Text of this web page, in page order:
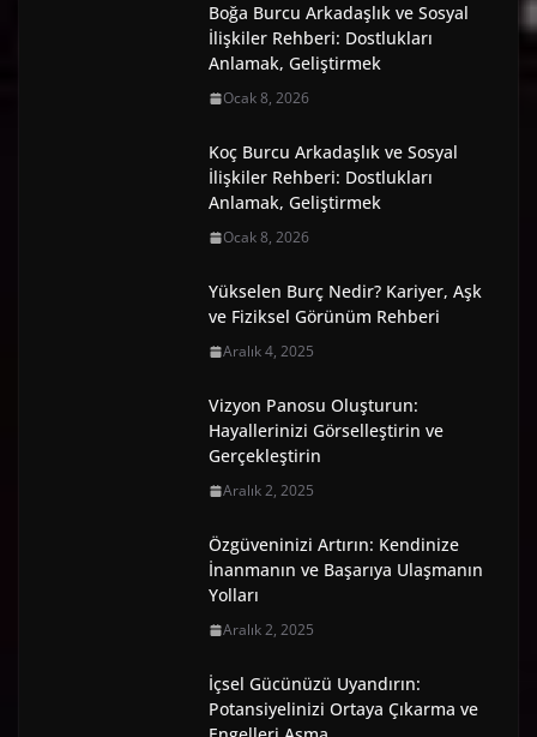
Boğa Burcu Arkadaşlık ve Sosyal
İlişkiler Rehberi: Dostlukları
Anlamak, Geliştirmek
Ocak 8, 2026
Koç Burcu Arkadaşlık ve Sosyal
İlişkiler Rehberi: Dostlukları
Anlamak, Geliştirmek
Ocak 8, 2026
Yükselen Burç Nedir? Kariyer, Aşk
ve Fiziksel Görünüm Rehberi
Aralık 4, 2025
Vizyon Panosu Oluşturun:
Hayallerinizi Görselleştirin ve
Gerçekleştirin
Aralık 2, 2025
Özgüveninizi Artırın: Kendinize
İnanmanın ve Başarıya Ulaşmanın
Yolları
Aralık 2, 2025
İçsel Gücünüzü Uyandırın:
Potansiyelinizi Ortaya Çıkarma ve